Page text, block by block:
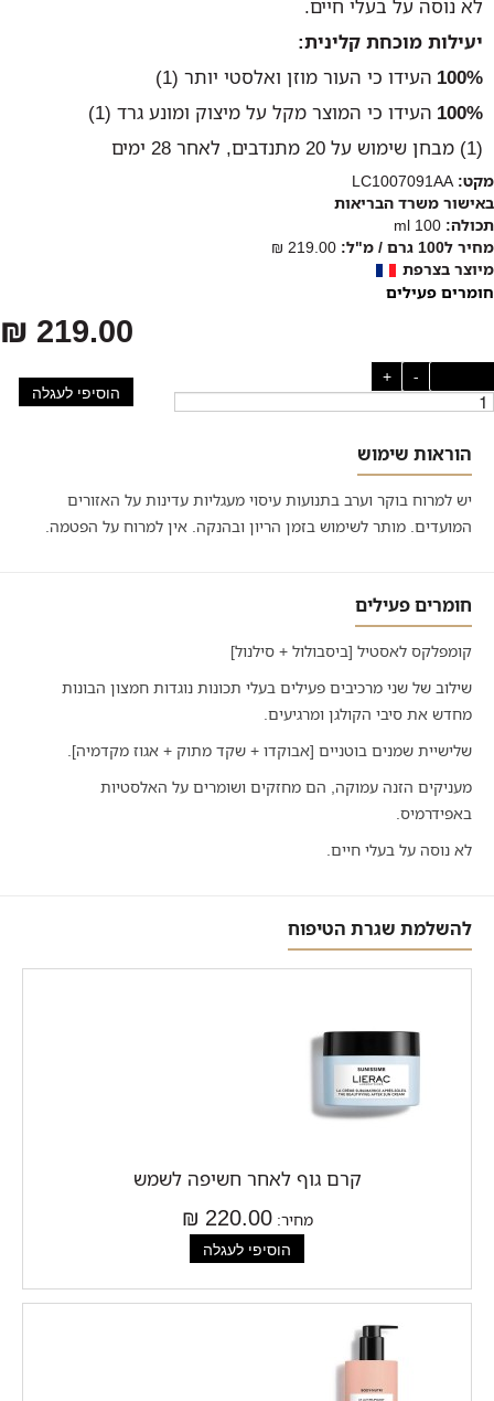
לא נוסה על בעלי חיים.
יעילות מוכחת קלינית:
100% העידו כי העור מוזן ואלסטי יותר (1)
100% העידו כי המוצר מקל על מיצוק ומונע גרד (1)
(1) מבחן שימוש על 20 מתנדבים, לאחר 28 ימים
מקט: LC1007091AA
באישור משרד הבריאות
תכולה: 100 ml
מחיר ל100 גרם / מ"ל:
219.00 ₪
מיוצר בצרפת
חומרים פעילים
219.00 ₪
-
+
הוסיפי לעגלה
הוראות שימוש
יש למרוח בוקר וערב בתנועות עיסוי מעגליות עדינות על האזורים
המועדים. מותר לשימוש בזמן הריון ובהנקה. אין למרוח על הפטמה.
חומרים פעילים
קומפלקס לאסטיל [ביסבולול + סילנול]
שילוב של שני מרכיבים פעילים בעלי תכונות נוגדות חמצון הבונות
מחדש את סיבי הקולגן ומרגיעים.
שלישיית שמנים בוטניים [אבוקדו + שקד מתוק + אגוז מקדמיה].
מעניקים הזנה עמוקה, הם מחזקים ושומרים על האלסטיות
באפידרמיס.
לא נוסה על בעלי חיים.
להשלמת שגרת הטיפוח
קרם גוף לאחר חשיפה לשמש
מחיר:220.00 ₪